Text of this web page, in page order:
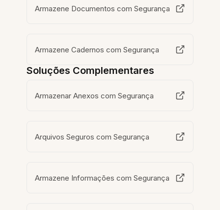
Armazene Documentos com Segurança
Armazene Cadernos com Segurança
Soluções Complementares
Armazenar Anexos com Segurança
Arquivos Seguros com Segurança
Armazene Informações com Segurança